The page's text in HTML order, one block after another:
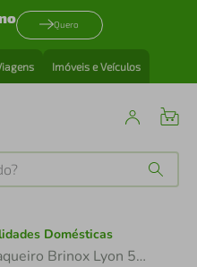
Quero
Imóveis e Veículos
Domésticas
Faqueiro Brinox Lyon 5101/102 - 24 peças